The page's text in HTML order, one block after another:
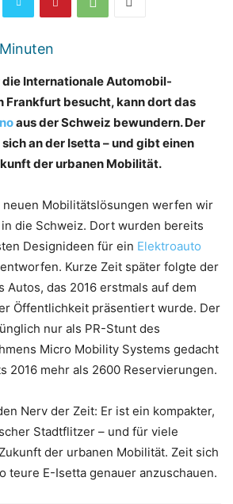
Minuten
die Internationale Automobil-
Frankfurt besucht, kann dort das
aus der Schweiz bewundern. Der
an der Isetta – und gibt einen
der urbanen Mobilität.
neuen Mobilitätslösungen werfen wir
die Schweiz. Dort wurden bereits
Designideen für ein Elektroauto
Kurze Zeit später folgte der
das 2016 erstmals auf dem
Öffentlichkeit präsentiert wurde. Der
nur als PR-Stunt des
Micro Mobility Systems gedacht
2016 mehr als 2600 Reservierungen.
Nerv der Zeit: Er ist ein kompakter,
Stadtflitzer – und für viele
der urbanen Mobilität. Zeit sich
teure E-Isetta genauer anzuschauen.